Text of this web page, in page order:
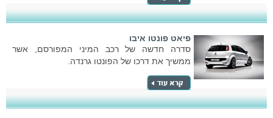
פיאט פונטו איבו
סדרה חדשה של רכב המיני המפורסם, אשר
ממשיך את דרכו של הפונטו גרנדה.